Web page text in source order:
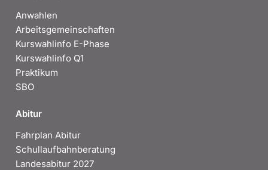
Anwahlen
Arbeitsgemeinschaften
Kurswahlinfo E-Phase
Kurswahlinfo Q1
Praktikum
SBO
Abitur
Fahrplan Abitur
Schullaufbahnberatung
Landesabitur 2027